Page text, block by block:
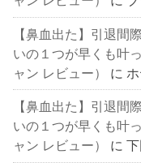
【鼻血出た】引退間
いの１つが早くも叶
ャン レビュー）
に
【鼻血出た】引退間
いの１つが早くも叶
ャン レビュー）
に下